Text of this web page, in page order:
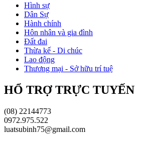
Hình sự
Dân Sự
Hành chính
Hôn nhân và gia đình
Đất đai
Thừa kế - Di chúc
Lao động
Thương mại - Sở hữu trí tuệ
HỔ TRỢ TRỰC TUYẾN
(08) 22144773
0972.975.522
luatsubinh75@gmail.com